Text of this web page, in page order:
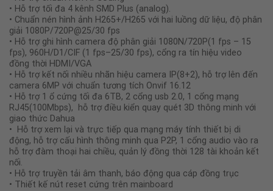
• Hỗ trợ tối đa 4 kênh SMD Plus (analog).
• Chuẩn nén hình ảnh H265+/H265 với hai luồng dữ liệu, độ phân
giải 1080P/720P@25/30 fps
• Hỗ trợ ghi hình camera độ phân giải 1080N/720P(1 fps – 15
fps), 960H/D1/CIF (1 fps–25/30 fps), cổng ra tín hiệu video
đồng thời HDMI/VGA
• Hỗ trợ kết nối nhiều nhãn hiệu camera IP(8+2), hỗ trợ lên đến
camera 6MP với chuẩn tương tích Onvif 16.12
• Hỗ trợ 1 ổ cứng tối đa 6TB, 2 cổng usb 2.0, 1 cổng mạng
RJ45(100Mbps), hỗ trợ điều kiển quay quét 3D thông minh với
giao thức Dahua
• Hỗ trợ xem lại và trực tiếp qua mạng máy tính thiết bị di
động, hỗ trợ cấu hình thông minh qua P2P, 1 cổng audio vào ra
hỗ trợ đàm thoại hai chiều, quản lý đồng thời 128 tài khoản kết
nối.
• Hỗ trợ truyền tải âm thanh, báo động qua cáp đồng trục
• Thiết kế nút reset cứng trên mainboard